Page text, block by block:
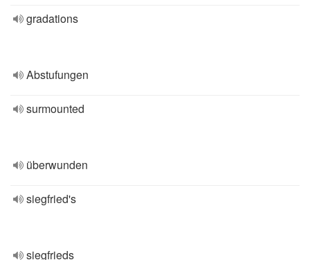
gradations
Abstufungen
surmounted
überwunden
siegfried's
siegfrieds